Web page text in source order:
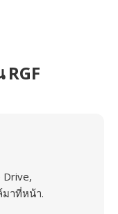
RGF
Drive,
มาที่หน้า.